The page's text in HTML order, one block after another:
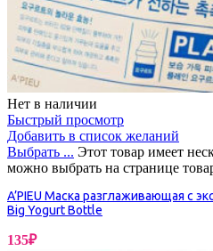
Нет в наличии
Быстрый просмотр
Добавить в список желаний
Выбрать ... Этот товар имеет
можно выбрать на странице
A’PIEU Маска разглаживающая с
Big Yogurt Bottle
135₽